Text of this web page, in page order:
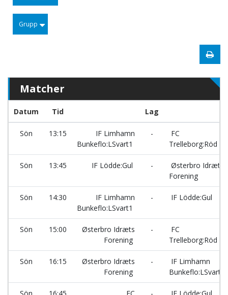
Grupp
Matcher
Datum Tid Lag
Sön 13:15
IF Limhamn
Bunkeflo:LSvart1
-
FC
Trelleborg:Röd
Sön 13:45 IF Lödde:Gul -
Østerbro Idræts
Forening
Sön 14:30
IF Limhamn
Bunkeflo:LSvart1
- IF Lödde:Gul
Sön 15:00
Østerbro Idræts
Forening
-
FC
Trelleborg:Röd
Sön 16:15
Østerbro Idræts
Forening
-
IF Limhamn
Bunkeflo:LSvart1